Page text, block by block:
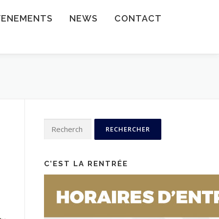
NEWS CONTACT
C’EST LA RENTRÉE